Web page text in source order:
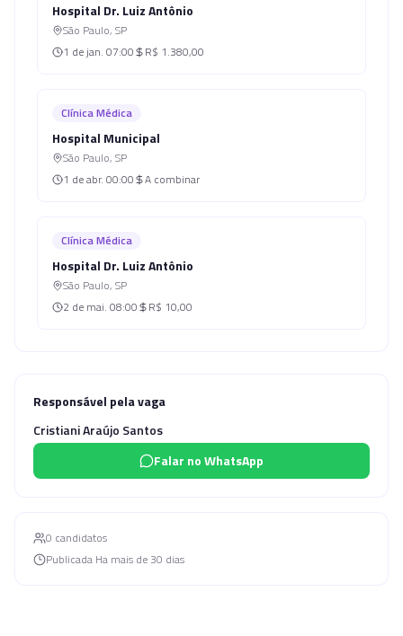
Hospital Dr. Luiz Antônio
São Paulo, SP
1 de jan. 07:00 R$ 1.380,00
Clínica Médica
Hospital Municipal
São Paulo, SP
1 de abr. 00:00 A combinar
Clínica Médica
Hospital Dr. Luiz Antônio
São Paulo, SP
2 de mai. 08:00 R$ 10,00
Responsável pela vaga
Cristiani Araújo Santos
Falar no WhatsApp
0 candidatos
Publicada Ha mais de 30 dias